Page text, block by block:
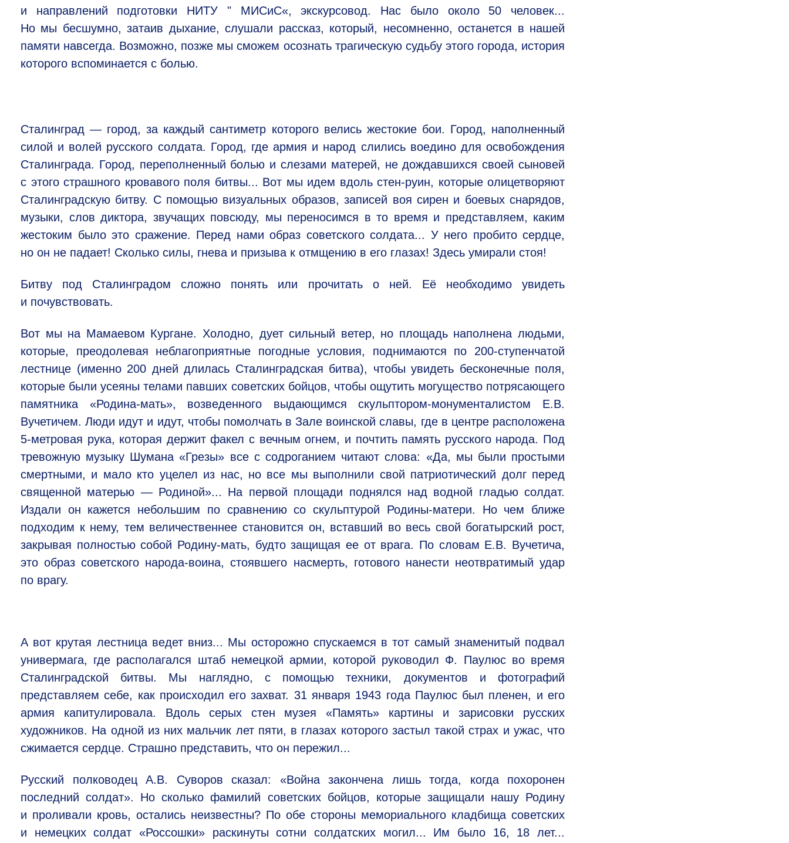
и направлений подготовки НИТУ " МИСиС«, экскурсовод. Нас было около 50 человек...
Но мы бесшумно, затаив дыхание, слушали рассказ, который, несомненно, останется в нашей
памяти навсегда. Возможно, позже мы сможем осознать трагическую судьбу этого города, история
которого вспоминается с болью.
Сталинград — город, за каждый сантиметр которого велись жестокие бои. Город, наполненный
силой и волей русского солдата. Город, где армия и народ слились воедино для освобождения
Сталинграда. Город, переполненный болью и слезами матерей, не дождавшихся своей сыновей
с этого страшного кровавого поля битвы... Вот мы идем вдоль стен-руин, которые олицетворяют
Сталинградскую битву. С помощью визуальных образов, записей воя сирен и боевых снарядов,
музыки, слов диктора, звучащих повсюду, мы переносимся в то время и представляем, каким
жестоким было это сражение. Перед нами образ советского солдата... У него пробито сердце,
но он не падает! Сколько силы, гнева и призыва к отмщению в его глазах! Здесь умирали стоя!
Битву под Сталинградом сложно понять или прочитать о ней. Её необходимо увидеть
и почувствовать.
Вот мы на Мамаевом Кургане. Холодно, дует сильный ветер, но площадь наполнена людьми,
которые, преодолевая неблагоприятные погодные условия, поднимаются по 200-ступенчатой
лестнице (именно 200 дней длилась Сталинградская битва), чтобы увидеть бесконечные поля,
которые были усеяны телами павших советских бойцов, чтобы ощутить могущество потрясающего
памятника «Родина-мать», возведенного выдающимся скульптором-монументалистом Е.В.
Вучетичем. Люди идут и идут, чтобы помолчать в Зале воинской славы, где в центре расположена
5-метровая рука, которая держит факел с вечным огнем, и почтить память русского народа. Под
тревожную музыку Шумана «Грезы» все с содроганием читают слова: «Да, мы были простыми
смертными, и мало кто уцелел из нас, но все мы выполнили свой патриотический долг перед
священной матерью — Родиной»... На первой площади поднялся над водной гладью солдат.
Издали он кажется небольшим по сравнению со скульптурой Родины-матери. Но чем ближе
подходим к нему, тем величественнее становится он, вставший во весь свой богатырский рост,
закрывая полностью собой Родину-мать, будто защищая ее от врага. По словам Е.В. Вучетича,
это образ советского народа-воина, стоявшего насмерть, готового нанести неотвратимый удар
по врагу.
А вот крутая лестница ведет вниз... Мы осторожно спускаемся в тот самый знаменитый подвал
универмага, где располагался штаб немецкой армии, которой руководил Ф. Паулюс во время
Сталинградской битвы. Мы наглядно, с помощью техники, документов и фотографий
представляем себе, как происходил его захват. 31 января 1943 года Паулюс был пленен, и его
армия капитулировала. Вдоль серых стен музея «Память» картины и зарисовки русских
художников. На одной из них мальчик лет пяти, в глазах которого застыл такой страх и ужас, что
сжимается сердце. Страшно представить, что он пережил...
Русский полководец А.В. Суворов сказал: «Война закончена лишь тогда, когда похоронен
последний солдат». Но сколько фамилий советских бойцов, которые защищали нашу Родину
и проливали кровь, остались неизвестны? По обе стороны мемориального кладбища советских
и немецких солдат «Россошки» раскинуты сотни солдатских могил... Им было 16, 18 лет...